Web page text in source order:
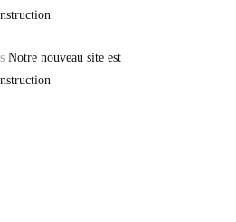
Notre nouveau site est